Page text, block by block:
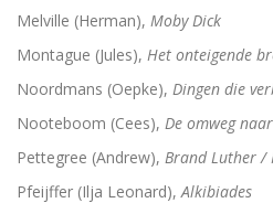
Melville (Herman), Moby Dick
Montague (Jules), Het onteigende
Noordmans (Oepke), Dingen die
Nooteboom (Cees), De omweg
Pettegree (Andrew), Brand Luther /
Pfeijffer (Ilja Leonard),Alkibiades